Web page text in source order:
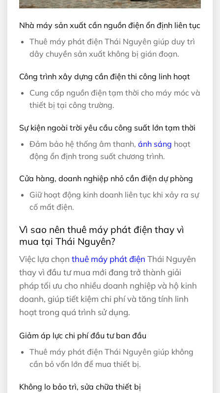
Nhà máy sản xuất cần nguồn điện ổn định liên tục
Thuê máy phát điện Thái Nguyên giúp duy trì
dây chuyền sản xuất không bị gián đoạn.
Công trình xây dựng cần điện thi công linh hoạt
Cung cấp nguồn điện tạm thời cho máy móc và
thiết bị tại công trường.
Sự kiện ngoài trời yêu cầu công suất lớn tạm thời
Đảm bảo hệ thống âm thanh, ánh sáng hoạt
động ổn định trong suốt chương trình.
Cửa hàng, doanh nghiệp nhỏ cần điện dự phòng
Giữ hoạt động kinh doanh liên tục khi xảy ra sự
cố mất điện.
Vì sao nên thuê máy phát điện thay vì
mua tại Thái Nguyên?
Việc lựa chọn thuê máy phát điện Thái Nguyên
thay vì đầu tư mua mới đang trở thành giải
pháp tối ưu cho nhiều doanh nghiệp và hộ kinh
doanh, giúp tiết kiệm chi phí và tăng tính linh
hoạt trong quá trình sử dụng.
Giảm áp lực chi phí đầu tư ban đầu
Thuê máy phát điện Thái Nguyên giúp không
cần bỏ vốn lớn để mua thiết bị.
Không lo bảo trì, sửa chữa thiết bị